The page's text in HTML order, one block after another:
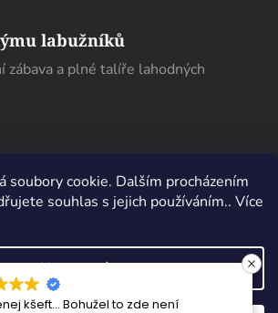
soubory cookie. Dalším procházením
souhlas s jejich používáním.. Více
Nastavení
labužníků
zábava a plné talíře lahodných
kšeft… Bohužel to zde není